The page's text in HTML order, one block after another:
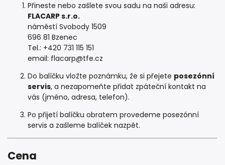
Přineste nebo zašlete svou sadu na naši adresu:
FLACARP s.r.o.
náměstí Svobody 1509
696 81 Bzenec
Tel.: +420 731 115 151
email: flacarp@tfe.cz
Do balíčku vložte poznámku, že si přejete posezónní
servis, a nezapomeňte přidat zpáteční kontakt na
vás (jméno, adresa, telefon).
Po přijetí balíčku obratem provedeme posezónní
servis a zašleme balíček nazpět.
Cena